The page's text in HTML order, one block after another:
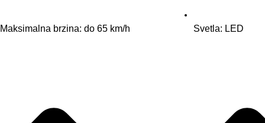
Maksimalna brzina: do 65 km/h Svetla: LED